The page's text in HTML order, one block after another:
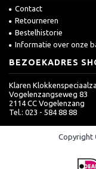
Contact
Retourneren
Bestelhistorie
Informatie over onze
BEZOEKADRES
Klaren
Vogelenzangseweg 83
2114 CC Vogelenzang
Tel.: 023 - 584 88 88
Copyright